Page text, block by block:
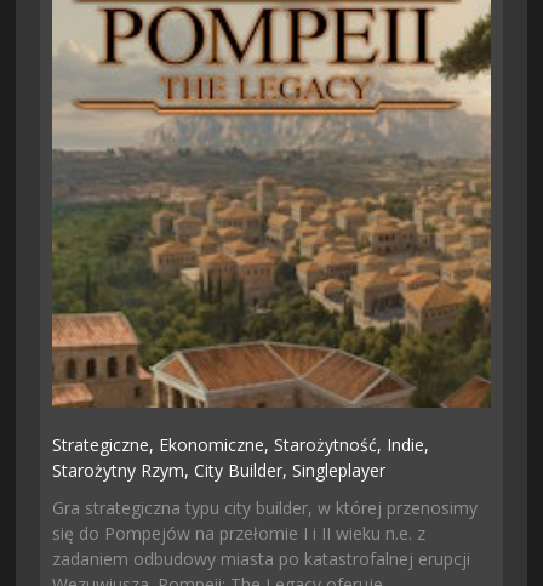
Strategiczne, Ekonomiczne,Starożytność, Indie,
Starożytny Rzym,City Builder,Singleplayer
Gra strategiczna typu city builder, w której przenosimy
się do Pompejów na przełomie I i II wieku n.e. z
zadaniem odbudowy miasta po katastrofalnej erupcji